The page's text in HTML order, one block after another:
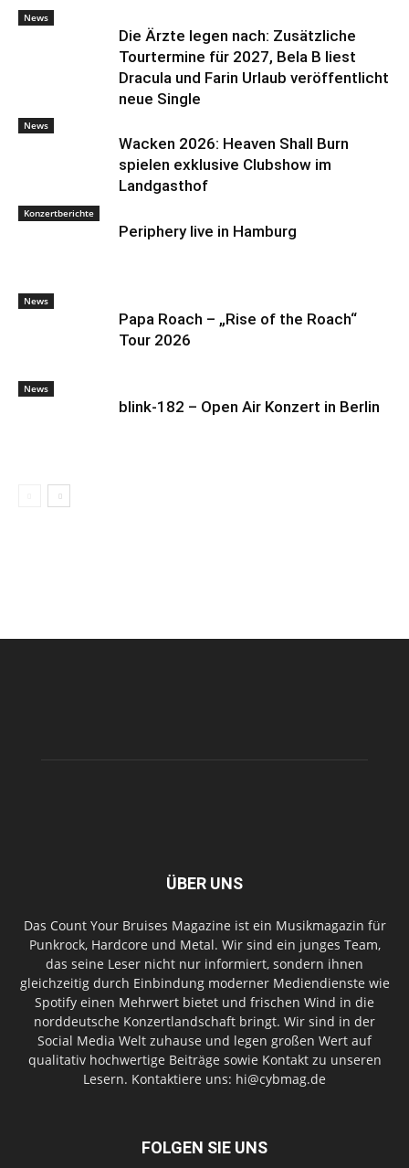
News
Die Ärzte legen nach: Zusätzliche
Tourtermine für 2027, Bela B liest
Dracula und Farin Urlaub veröffentlicht
neue Single
News
Wacken 2026: Heaven Shall Burn
spielen exklusive Clubshow im
Landgasthof
Konzertberichte
Periphery live in Hamburg
News
Papa Roach – „Rise of the Roach“
Tour 2026
News
blink-182 – Open Air Konzert in Berlin
ÜBER UNS
Das Count Your Bruises Magazine ist ein Musikmagazin für
Punkrock, Hardcore und Metal. Wir sind ein junges Team,
das seine Leser nicht nur informiert, sondern ihnen
gleichzeitig durch Einbindung moderner Mediendienste wie
Spotify einen Mehrwert bietet und frischen Wind in die
norddeutsche Konzertlandschaft bringt. Wir sind in der
Social Media Welt zuhause und legen großen Wert auf
qualitativ hochwertige Beiträge sowie Kontakt zu unseren
Lesern. Kontaktiere uns: hi@cybmag.de
FOLGEN SIE UNS